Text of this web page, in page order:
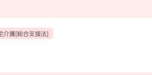
介護[総合支援法]